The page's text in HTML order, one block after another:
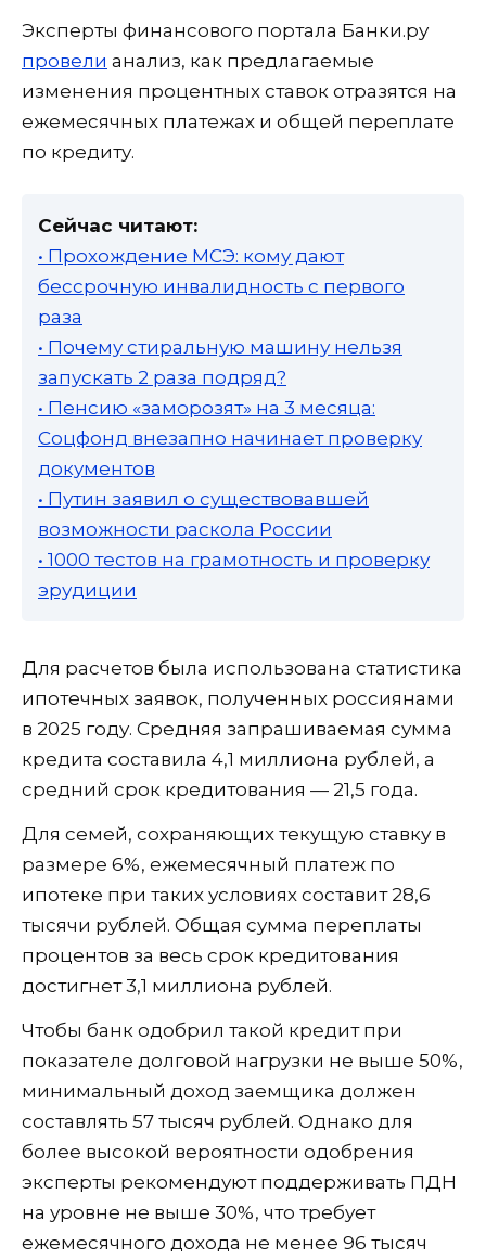
Эксперты финансового портала Банки.ру
провели анализ, как предлагаемые
изменения процентных ставок отразятся на
ежемесячных платежах и общей переплате
по кредиту.
Сейчас читают:
• Прохождение МСЭ: кому дают
бессрочную инвалидность с первого
раза
• Почему стиральную машину нельзя
запускать 2 раза подряд?
• Пенсию «заморозят» на 3 месяца:
Соцфонд внезапно начинает проверку
документов
• Путин заявил о существовавшей
возможности раскола России
• 1000 тестов на грамотность и проверку
эрудиции
Для расчетов была использована статистика
ипотечных заявок, полученных россиянами
в 2025 году. Средняя запрашиваемая сумма
кредита составила 4,1 миллиона рублей, а
средний срок кредитования — 21,5 года.
Для семей, сохраняющих текущую ставку в
размере 6%, ежемесячный платеж по
ипотеке при таких условиях составит 28,6
тысячи рублей. Общая сумма переплаты
процентов за весь срок кредитования
достигнет 3,1 миллиона рублей.
Чтобы банк одобрил такой кредит при
показателе долговой нагрузки не выше 50%,
минимальный доход заемщика должен
составлять 57 тысяч рублей. Однако для
более высокой вероятности одобрения
эксперты рекомендуют поддерживать ПДН
на уровне не выше 30%, что требует
ежемесячного дохода не менее 96 тысяч